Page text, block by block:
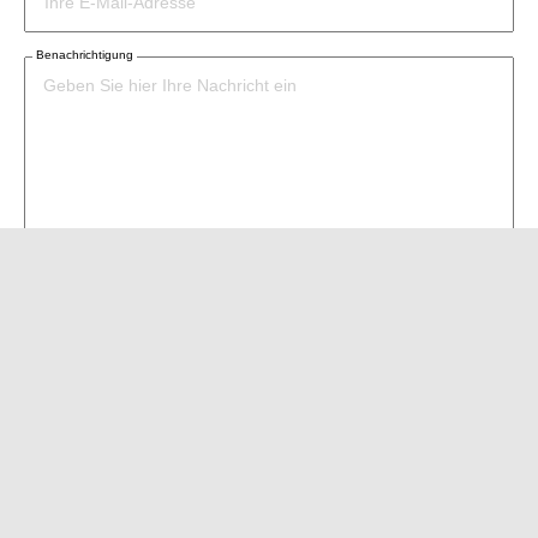
Benachrichtigung